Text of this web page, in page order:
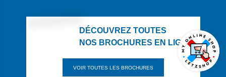
DÉCOUVREZ TOUTES
NOS BROCHURES EN LIGNE
VOIR TOUTES LES BROCHURES